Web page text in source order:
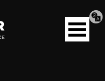
Open
menu